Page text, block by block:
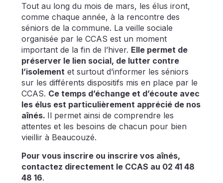
Tout au long du mois de mars, les élus iront,
comme chaque année, à la rencontre des
séniors de la commune. La veille sociale
organisée par le CCAS est un moment
important de la fin de l’hiver. Elle permet de
préserver le lien social, de lutter contre
l’isolement et surtout d’informer les séniors
sur les différents dispositifs mis en place par le
CCAS. Ce temps d’échange et d’écoute avec
les élus est particulièrement apprécié de nos
aînés. Il permet ainsi de comprendre les
attentes et les besoins de chacun pour bien
vieillir à Beaucouzé.
Pour vous inscrire ou inscrire vos aînés,
contactez directement le CCAS au 02 41 48
48 16.